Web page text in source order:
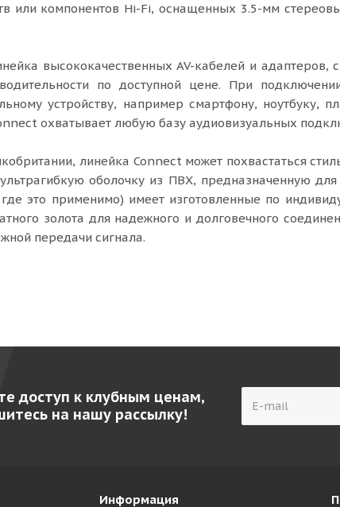
или компонентов Hi-Fi, оснащенных 3.5-мм
высококачественных AV-кабелей и адаптеров,
по доступной цене. При
устройству, например смартфону, ноутбуку,
охватывает любую базу аудиовизуальных
линейка Connect может похвастаться
оболочку из ПВХ, предназначенную
это применимо) имеет изготовленные по
золота для надежного и долговечного
передачи сигнала.
доступ к клубным ценам,
на нашу рассылку!
Информация